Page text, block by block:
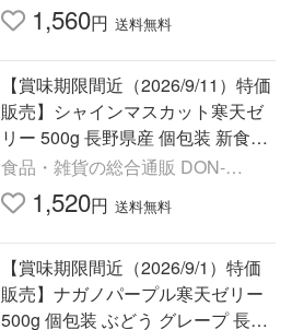
料無料 ポイント利用
1,560円 送料無料
【賞味期限間近（2026/9/11）特価
販売】シャインマスカット寒天ゼ
リー 500g 長野県産 個包装 新食感
夏 爽やか ひとくちゼリー おやつ
菓子 フルーツ ゼリー
食品・雑貨の総合通販 DON-
SHOP1,520円 送料無料
【賞味期限間近（2026/9/1）特価
販売】ナガノパープル寒天ゼリー
500g 個包装 ぶどう グレープ 長野